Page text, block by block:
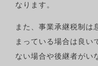
なります。
また、事業承継税制は
まっている場合は良い
ない場合や後継者がい